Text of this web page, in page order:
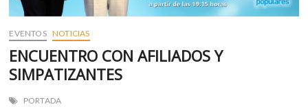
EVENTOS NOTICIAS
ENCUENTRO CON AFILIADOS Y
SIMPATIZANTES
PORTADA